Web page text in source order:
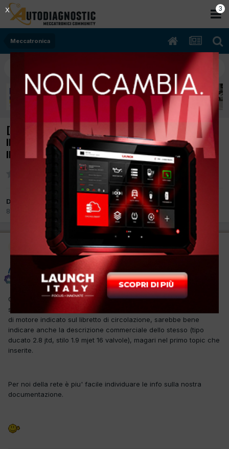
Meccatronica
[TUTTI I VEICOLI 01/1991 TTcc TT TTKw
Ibrida] INSERIMENTO DATI PER RICHIESTA
INFO
Da badwork
8 Settembre 2011
Meccatronica
Moderatore
badwork
Inviato8 Settembre 2011
Chiedo subito scusa se il titolo non è nei canoni ma vorrei
segnalare che quando chiedete info per i veicoli fiat, oltre al tipo
di motore indicato sul libretto di circolazione, sarebbe bene
indicare anche la descrizione commerciale dello stesso (tipo
ducato 2.8 jtd, stilo 1.9 mjet 16 valvole), magari nel primo topic che
inserite.
Per noi della rete è piu' facile individuare le info sulla nostra
documentazione.
2
X